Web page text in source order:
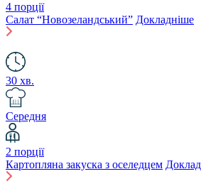
4 порції
Салат “Новозеландський” Докладніше
30 хв.
Середня
2 порції
Картопляна закуска з оселедцем